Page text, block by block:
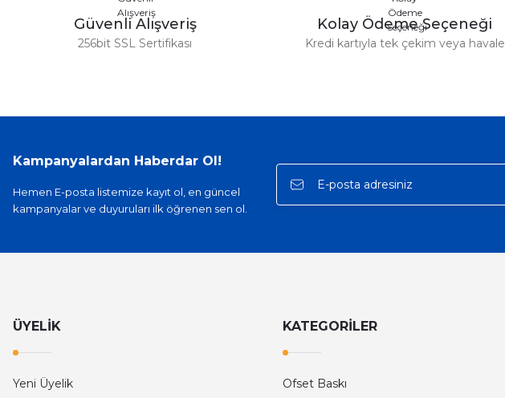
Güvenli Alışveriş
256bit SSL Sertifikası
Kolay Ödeme Seçeneği
Kredi kartıyla tek çekim veya havale
Kampanyalardan Haberdar Ol!
Hemen E-posta listemize kayıt ol, en güncel
kampanyalar ve duyuruları ilk öğrenen sen ol.
ÜYELİK
Yeni Üyelik
KATEGORİLER
Ofset Baskı